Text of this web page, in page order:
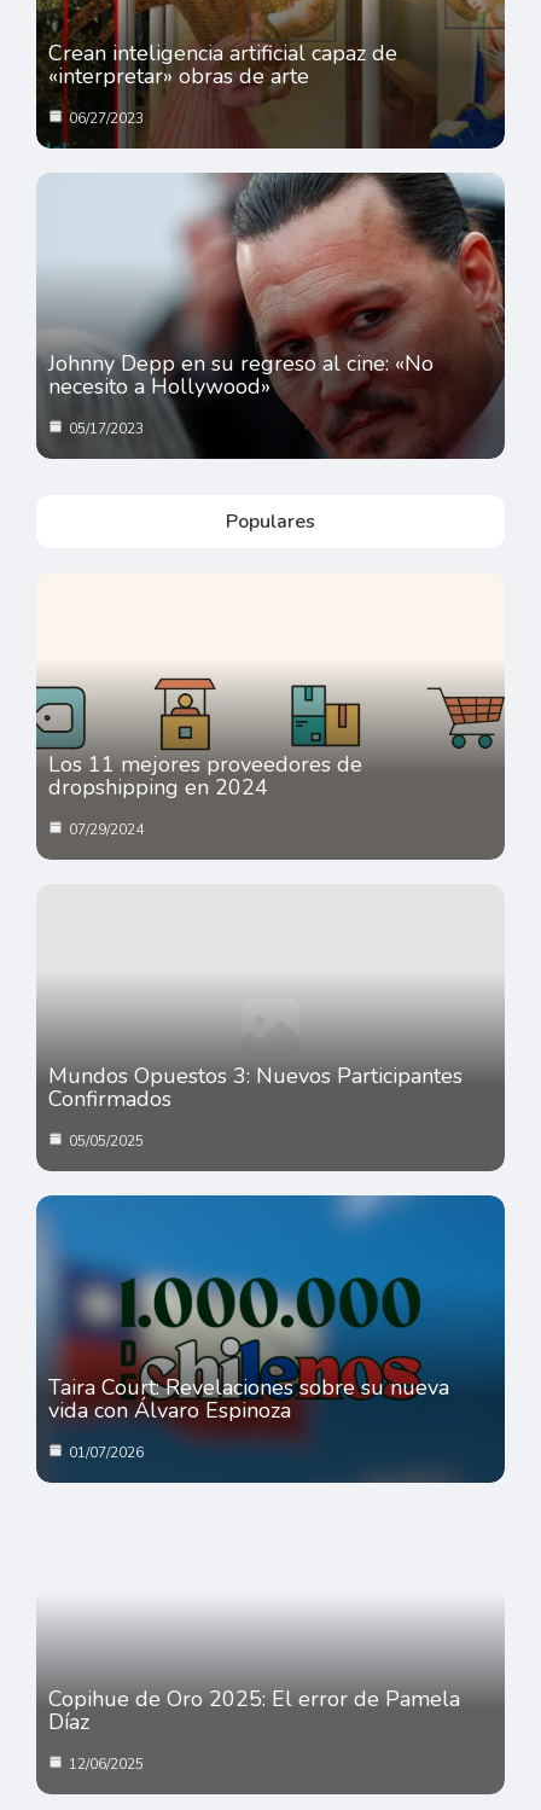
Crean inteligencia artificial capaz de
«interpretar» obras de arte
06/27/2023
Johnny Depp en su regreso al cine: «No
necesito a Hollywood»
05/17/2023
Populares
Los 11 mejores proveedores de
dropshipping en 2024
07/29/2024
Mundos Opuestos 3: Nuevos Participantes
Confirmados
05/05/2025
Taira Court: Revelaciones sobre su nueva
vida con Álvaro Espinoza
01/07/2026
Copihue de Oro 2025: El error de Pamela
Díaz
12/06/2025